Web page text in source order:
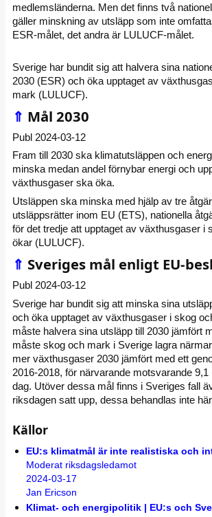
medlemsländerna. Men det finns två
gäller minskning av utsläpp som inte
ESR-målet, det andra är LULUCF-målet.
Sverige har bundit sig att halvera sina
2030 (ESR) och öka upptaget av
mark (LULUCF).
⇑ Mål 2030
Publ 2024-03-12
Fram till 2030 ska klimatutsläppen och
minska medan andel förnybar energi och
växthusgaser ska öka.
Utsläppen ska minska med hjälp av tre
utsläppsrätter inom EU (ETS), nationella
för det tredje att upptaget av växthusgaser i
ökar (LULUCF).
⇑ Sveriges mål enligt EU-
Publ 2024-03-12
Sverige har bundit sig att minska sina
och öka upptaget av växthusgaser i skog
måste halvera sina utsläpp till 2030 jämfört
måste skog och mark i Sverige lagra
mer växthusgaser 2030 jämfört med ett
2016-2018, för närvarande motsvarande
dag. Utöver dessa mål finns i Sveriges fall
riksdagen satt upp, dessa behandlas inte
Källor
EU:s klimatmål är inte realistiska och
Moderat riksdagsledamot
2024-03-17
Jan Ericson
Klimat- och energipolitik | EU:s och